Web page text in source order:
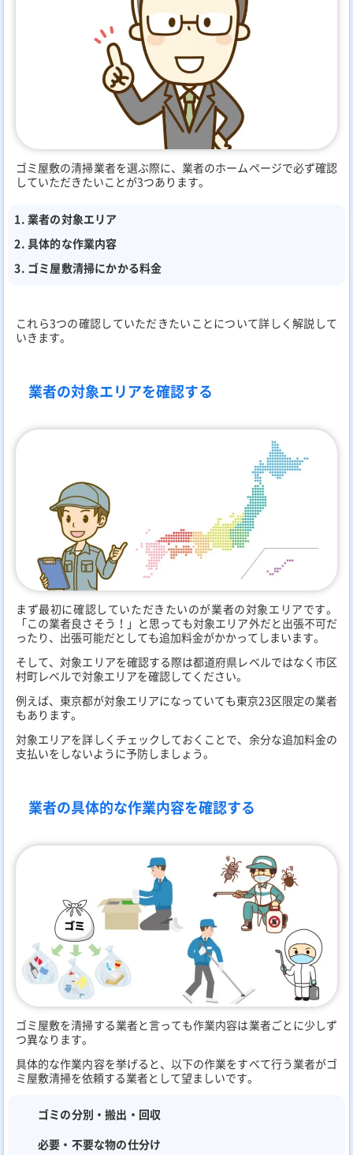
ゴミ屋敷の清掃業者を選ぶ際に、業者のホームページで必ず確認
していただきたいことが3つあります。
業者の対象エリア
具体的な作業内容
ゴミ屋敷清掃にかかる料金
これら3つの確認していただきたいことについて詳しく解説して
いきます。
業者の対象エリアを確認する
まず最初に確認していただきたいのが業者の対象エリアです。
「この業者良さそう！」と思っても対象エリア外だと出張不可だ
ったり、出張可能だとしても追加料金がかかってしまいます。
そして、対象エリアを確認する際は都道府県レベルではなく市区
村町レベルで対象エリアを確認してください。
例えば、東京都が対象エリアになっていても東京23区限定の業者
もあります。
対象エリアを詳しくチェックしておくことで、余分な追加料金の
支払いをしないように予防しましょう。
業者の具体的な作業内容を確認する
ゴミ屋敷を清掃する業者と言っても作業内容は業者ごとに少しず
つ異なります。
具体的な作業内容を挙げると、以下の作業をすべて行う業者がゴ
ミ屋敷清掃を依頼する業者として望ましいです。
ゴミの分別・搬出・回収
必要・不要な物の仕分け